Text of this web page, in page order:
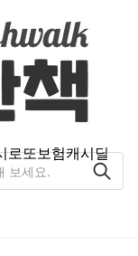
로또보험캐시딜